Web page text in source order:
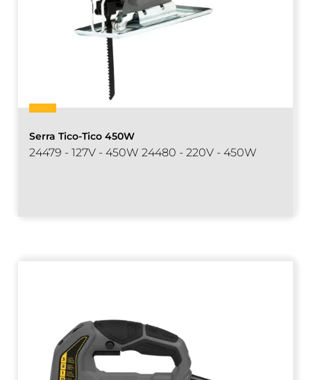
Serra Tico-Tico 450W
24479 - 127V - 450W 24480 - 220V - 450W